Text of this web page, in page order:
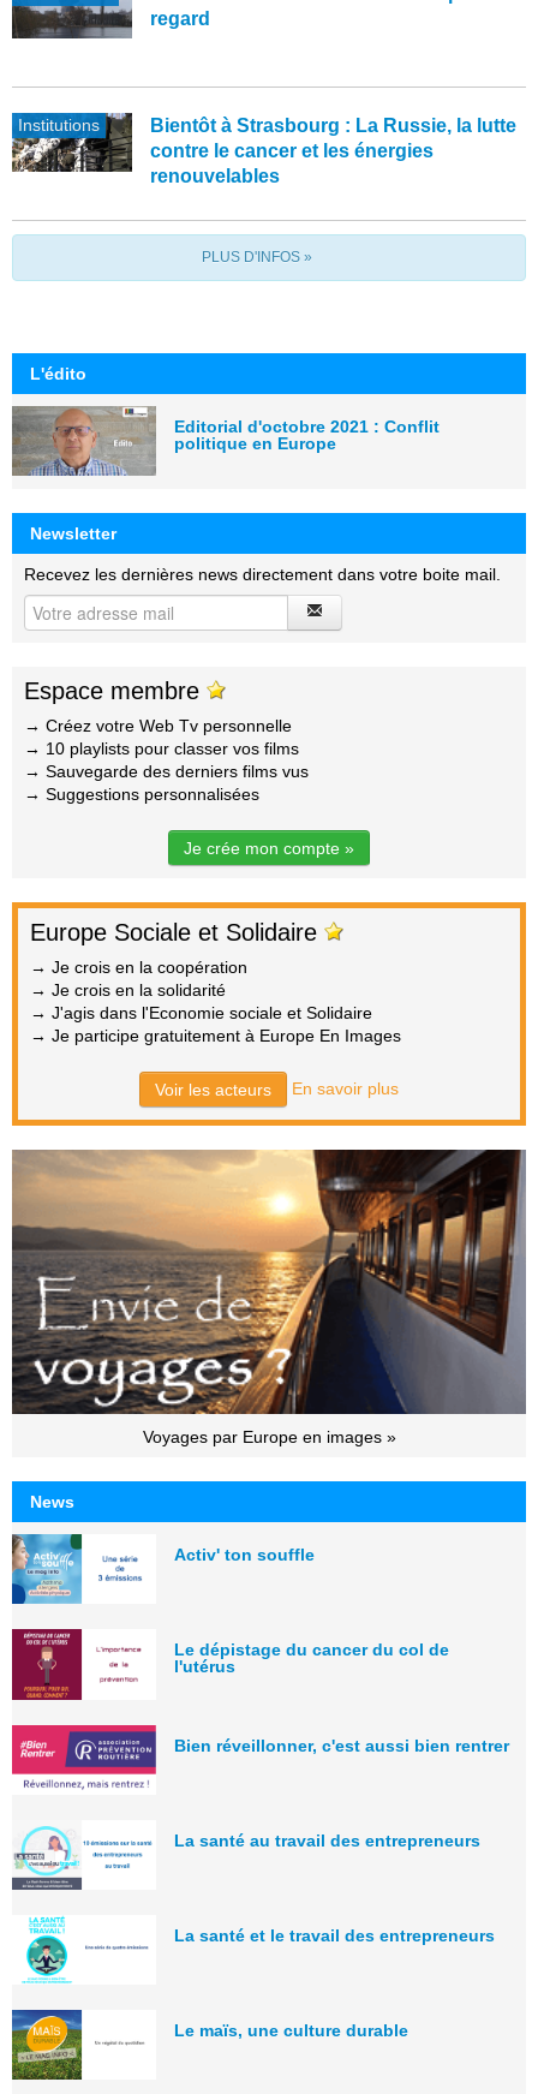
regard
Institutions
Bientôt à Strasbourg : La Russie, la lutte
contre le cancer et les énergies
renouvelables
PLUS D'INFOS »
L'édito
Editorial d'octobre 2021 : Conflit
politique en Europe
Newsletter
Recevez les dernières news directement dans votre boite mail.
Espace membre
→ Créez votre Web Tv personnelle
→ 10 playlists pour classer vos films
→ Sauvegarde des derniers films vus
→ Suggestions personnalisées
Je crée mon compte »
Europe Sociale et Solidaire
→ Je crois en la coopération
→ Je crois en la solidarité
→ J'agis dans l'Economie sociale et Solidaire
→ Je participe gratuitement à Europe En Images
Voir les acteurs En savoir plus
Voyages par Europe en images »
News
Activ' ton souffle
Le dépistage du cancer du col de
l'utérus
Bien réveillonner, c'est aussi bien rentrer
La santé au travail des entrepreneurs
La santé et le travail des entrepreneurs
Le maïs, une culture durable